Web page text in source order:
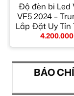
Độ đèn bi Led
VF5 2024 –
Lắp Đặt Uy Tín
4.200.000
BÁO